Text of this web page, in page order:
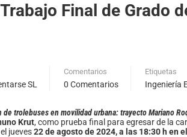
Final de Grado
SL
Comentarios
0 Comentarios
Etiquetas
Ingeniería
trolebuses en movilidad urbana: trayecto Mariano
Krut, como prueba final para egresar de la
jueves22 de agosto de 2024, a las 18:30 h en